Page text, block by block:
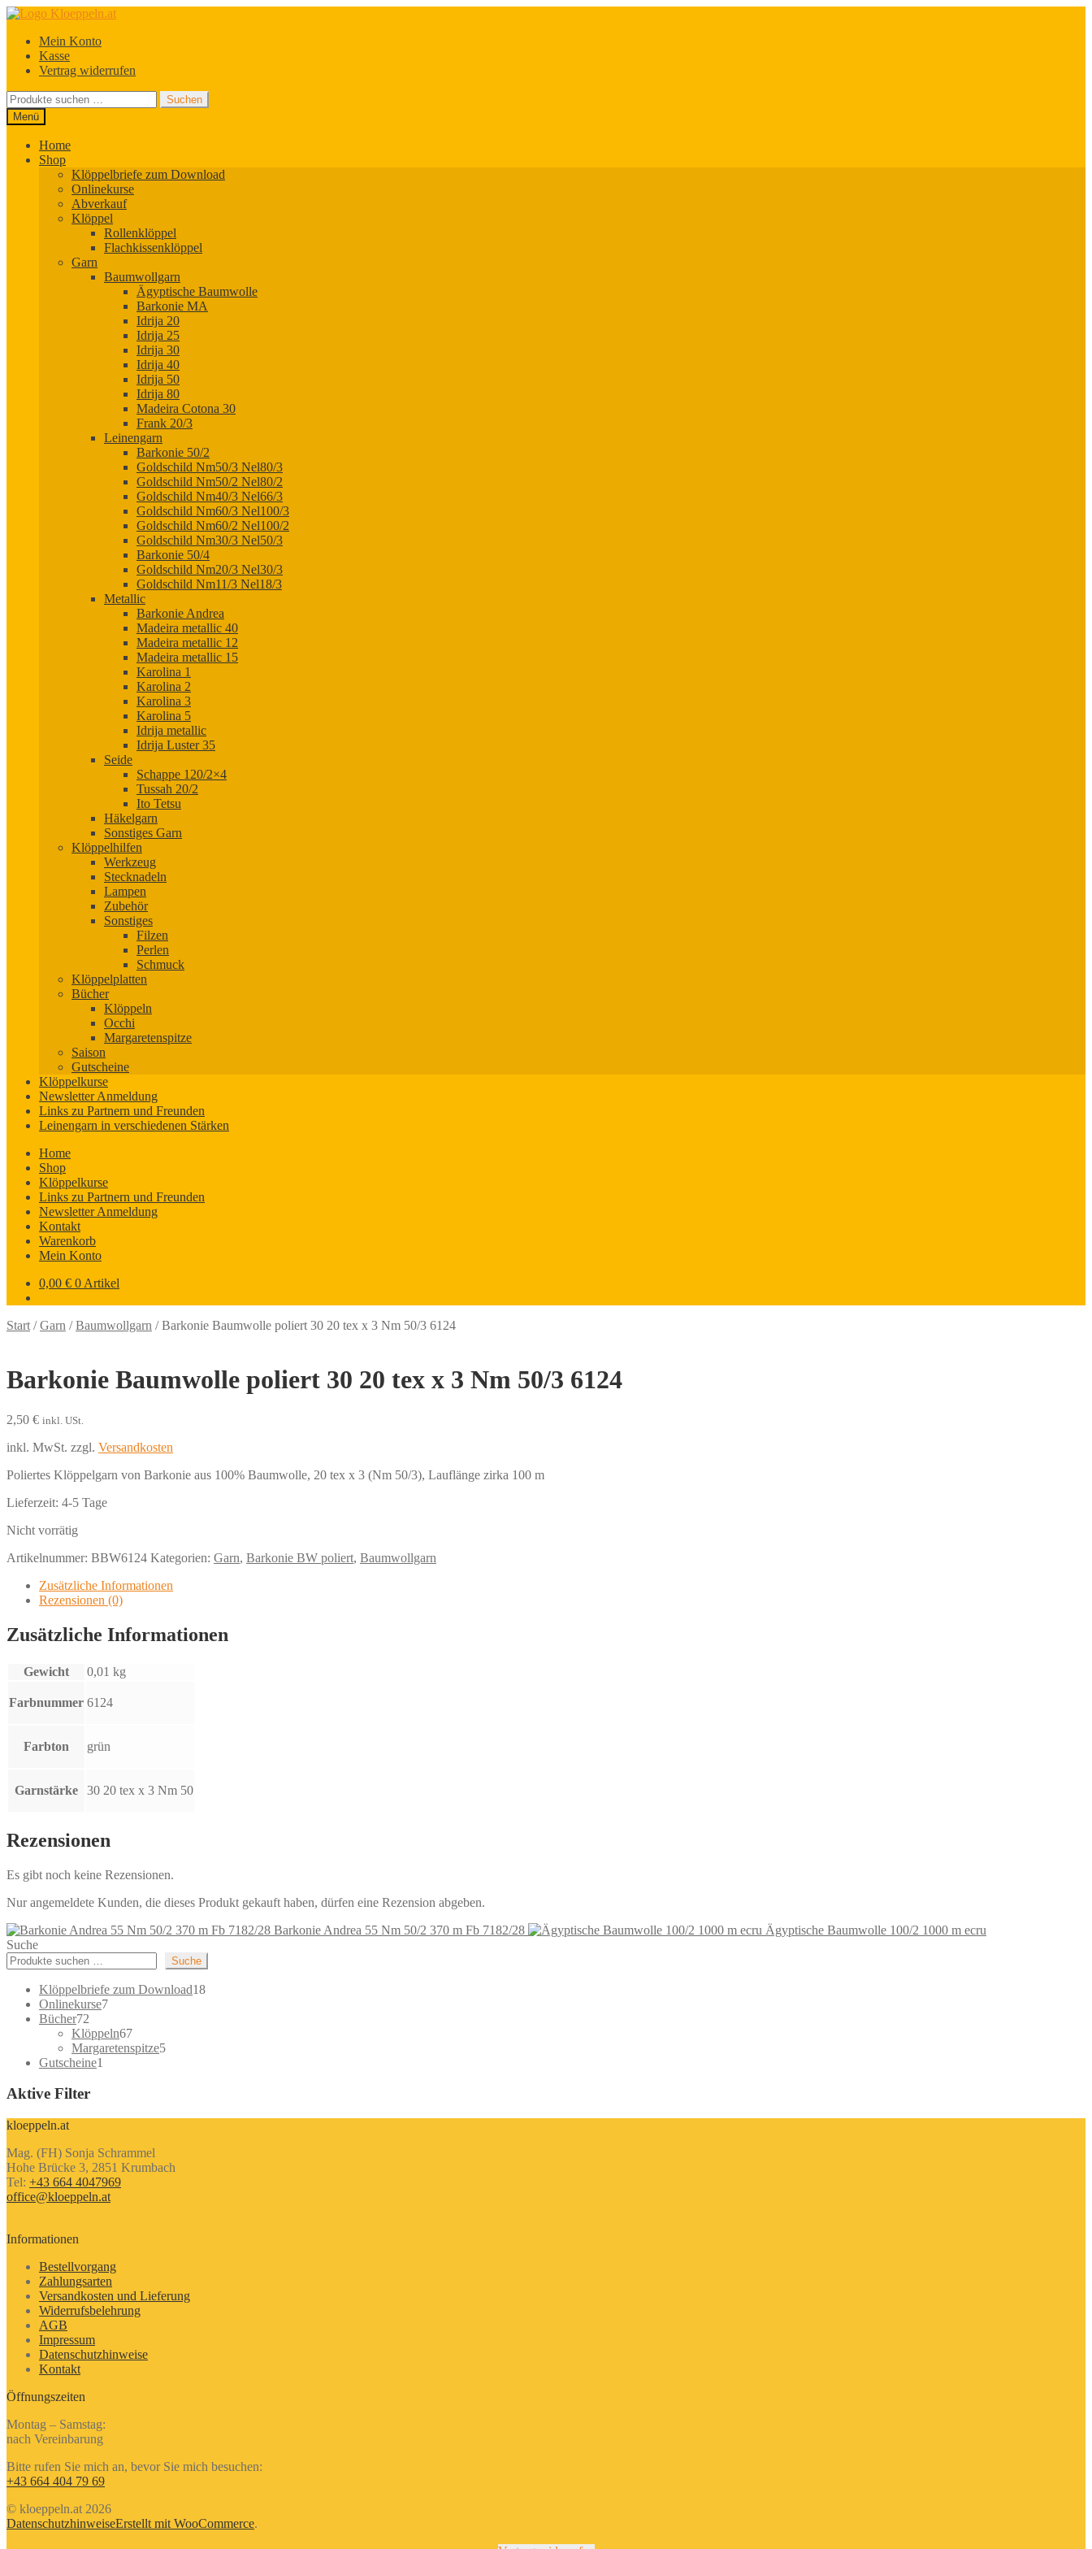
Zur
springen
Zum
springenMein Konto
Kasse
Vertrag widerrufen
Suchen
nach:
Suchen
Menü
Home
Shop
Klöppelbriefe zum Download
Onlinekurse
Abverkauf
Klöppel
Rollenklöppel
Flachkissenklöppel
Garn
Baumwollgarn
Ägyptische Baumwolle
Barkonie MA
Idrija 20
Idrija 25
Idrija 30
Idrija 40
Idrija 50
Idrija 80
Madeira Cotona 30
Frank 20/3
Leinengarn
Barkonie 50/2
Goldschild Nm50/3 Nel80/3
Goldschild Nm50/2 Nel80/2
Goldschild Nm40/3 Nel66/3
Goldschild Nm60/3 Nel100/3
Goldschild Nm60/2 Nel100/2
Goldschild Nm30/3 Nel50/3
Barkonie 50/4
Goldschild Nm20/3 Nel30/3
Goldschild Nm11/3 Nel18/3
Metallic
Barkonie Andrea
Madeira metallic 40
Madeira metallic 12
Madeira metallic 15
Karolina 1
Karolina 2
Karolina 3
Karolina 5
Idrija metallic
Idrija Luster 35
Seide
Schappe 120/2×4
Tussah 20/2
Ito Tetsu
Häkelgarn
Sonstiges Garn
Klöppelhilfen
Werkzeug
Stecknadeln
Lampen
Zubehör
Sonstiges
Filzen
Perlen
Schmuck
Klöppelplatten
Bücher
Klöppeln
Occhi
Margaretenspitze
Saison
Gutscheine
Klöppelkurse
Newsletter Anmeldung
Links zu Partnern und Freunden
Leinengarn in verschiedenen Stärken
Home
Shop
Klöppelkurse
Links zu Partnern und Freunden
Newsletter Anmeldung
Kontakt
Warenkorb
Mein Konto
0,00 € 0 Artikel
Start /Garn /Baumwollgarn /Barkonie Baumwolle poliert 30 20 tex x 3 Nm 50/3 6124
Barkonie Baumwolle poliert 30 20 tex x 3 Nm 50/3 6124
2,50 € inkl. USt.
inkl. MwSt. zzgl. Versandkosten
Poliertes Klöppelgarn von Barkonie aus 100% Baumwolle, 20 tex x 3 (Nm 50/3), Lauflänge zirka 100 m
Lieferzeit: 4-5 Tage
Nicht vorrätig
Artikelnummer: BBW6124 Kategorien: Garn, Barkonie BW poliert, Baumwollgarn
Zusätzliche Informationen
Rezensionen (0)
Zusätzliche Informationen
Gewicht 0,01 kg
Farbnummer 6124
Farbton grün
Garnstärke 30 20 tex x 3 Nm 50
Rezensionen
Es gibt noch keine Rezensionen.
Nur angemeldete Kunden, die dieses Produkt gekauft haben, dürfen eine Rezension abgeben.
Barkonie Andrea 55 Nm 50/2 370 m Fb 7182/28
Ägyptische Baumwolle 100/2 1000 m ecru
Suche
Suche
Klöppelbriefe zum Download1818
Onlinekurse77
Bücher72
Produkte
Klöppeln6767
Produkte
Margaretenspitze55
Gutscheine1
Aktive Filter
kloeppeln.at
Mag. (FH) Sonja Schrammel
Hohe Brücke 3, 2851 Krumbach
Tel: +43 664 4047969
office@kloeppeln.at
Informationen
Bestellvorgang
Zahlungsarten
Versandkosten und Lieferung
Widerrufsbelehrung
AGB
Impressum
Datenschutzhinweise
Kontakt
Öffnungszeiten
Montag – Samstag:
nach Vereinbarung
Bitte rufen Sie mich an, bevor Sie mich besuchen:
+43 664 404 79 69
© kloeppeln.at 2026
DatenschutzhinweiseErstellt mit WooCommerce.